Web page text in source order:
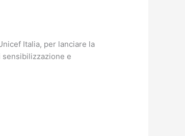
Italia, per lanciare la
sensibilizzazione e